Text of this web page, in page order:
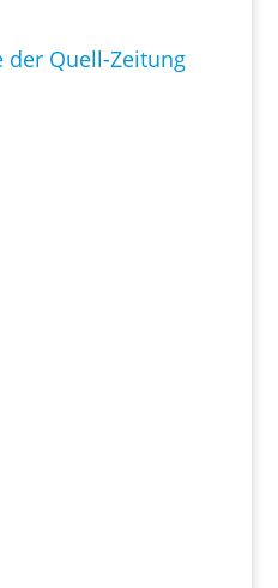
der Quell-Zeitung